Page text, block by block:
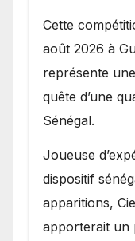
Cette
août 2026 à
représente
quête d’une
Sénégal.
Joueuse
dispositif
apparitions,
apporterait un